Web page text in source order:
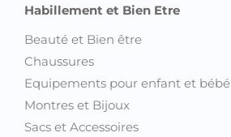
Habillement et Bien Etre
Beauté et Bien être
Chaussures
Equipements pour enfant et bébé
Montres et Bijoux
Sacs et Accessoires